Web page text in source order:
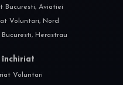
Bucuresti, Aviatiei
Voluntari, Nord
Herastrau
închiriat
Voluntari